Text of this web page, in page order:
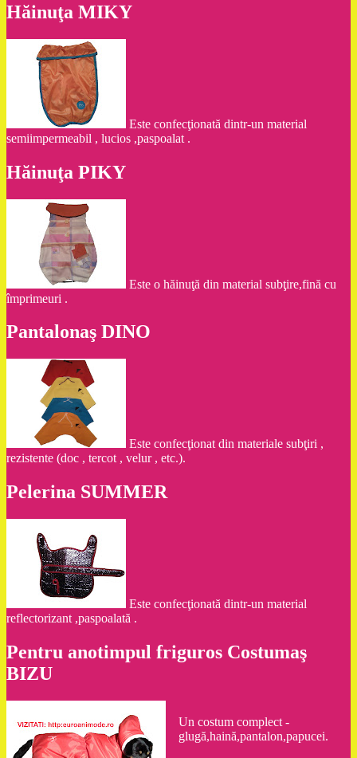
Hăinuţa MIKY
Este confecţionată dintr-un material
semiimpermeabil , lucios ,paspoalat .
Hăinuţa PIKY
Este o hăinuţă din material subţire,fină cu
împrimeuri .
Pantalonaş DINO
Este confecţionat din materiale subţiri ,
rezistente (doc , tercot , velur , etc.).
Pelerina SUMMER
Este confecţionată dintr-un material
reflectorizant ,paspoalată .
Pentru anotimpul friguros Costumaş
BIZU
Un costum complect -
glugă,haină,pantalon,papucei.